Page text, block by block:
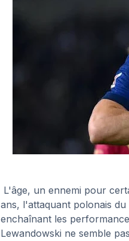
L'âge, un ennemi pour
ans, l'attaquant polonais
enchaînant les
Lewandowski ne semble